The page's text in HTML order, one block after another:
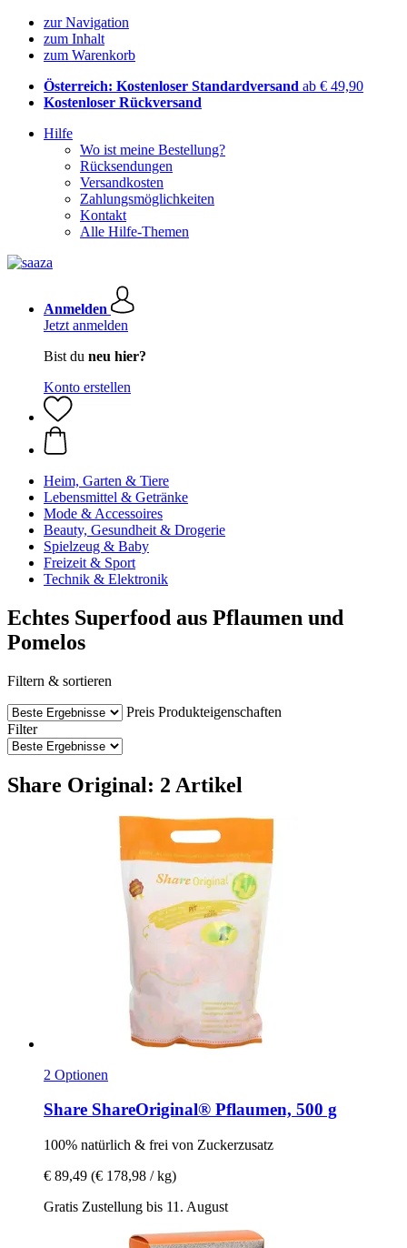
zur Navigation
zum Inhalt
zum Warenkorb
Österreich: Kostenloser Standardversand ab € 49,90
Kostenloser Rückversand
Hilfe
Wo ist meine Bestellung?
Rücksendungen
Versandkosten
Zahlungsmöglichkeiten
Kontakt
Alle Hilfe-Themen
Anmelden
Jetzt anmelden
Bist du neu hier?
Konto erstellen
Heim, Garten & Tiere
Lebensmittel & Getränke
Mode & Accessoires
Beauty, Gesundheit & Drogerie
Spielzeug & Baby
Freizeit & Sport
Technik & Elektronik
Echtes Superfood aus Pflaumen und
Pomelos
Filtern & sortieren
Preis Produkteigenschaften
Filter
Share Original: 2 Artikel
2 Optionen
Share ShareOriginal® Pflaumen, 500 g
100% natürlich & frei von Zuckerzusatz
€ 89,49 (€ 178,98 / kg)
Gratis Zustellung bis 11. August